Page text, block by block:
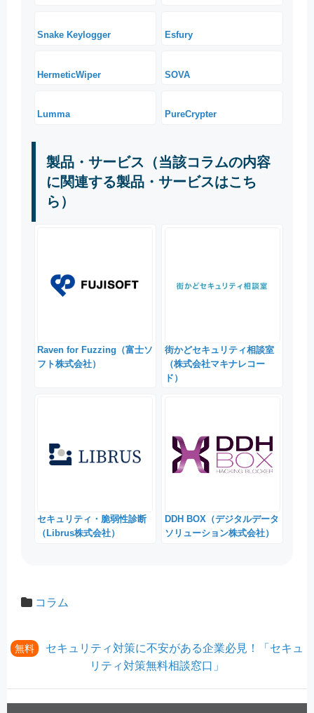
Snake Keylogger Esfury
HermeticWiper SOVA
Lumma PureCrypter
製品・サービス（当該コラムの内容
に関連する製品・サービスはこち
ら）
Raven for Fuzzing（富士ソ
フト株式会社）
街かどセキュリティ相談室
（株式会社マキナレコー
ド）
セキュリティ・脆弱性診断
（Librus株式会社）
DDH BOX（デジタルデータ
ソリューション株式会社）
コラム
無料
セキュリティ対策に不安がある企業必見！「セキュ
リティ対策無料相談窓口」